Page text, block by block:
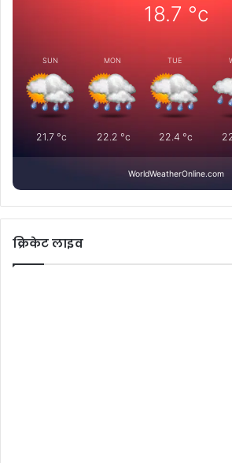
18.7 °c
SUN
21.7 °c
MON
22.2 °c
TUE
22.4 °c
WorldWeatherOnline.com
क्रिकेट लाइव